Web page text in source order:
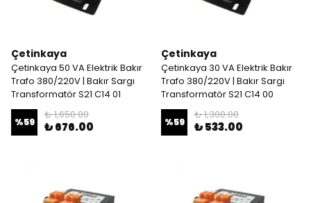
Çetinkaya
Çetinkaya 50 VA Elektrik Bakır
Trafo 380/220V | Bakır Sargı
Transformatör S21 C14 01
%59
₺ 1,650.00
₺ 676.00
Çetinkaya
Çetinkaya 30 VA Elektrik Bakır
Trafo 380/220V | Bakır Sargı
Transformatör S21 C14 00
%59
₺ 1,300.00
₺ 533.00